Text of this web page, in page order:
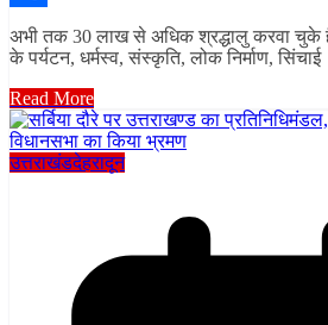
Share
अभी तक 30 लाख से अधिक श्रद्धालु करवा चुके
के पर्यटन, धर्मस्व, संस्कृति, लोक निर्माण, सिंचाई
Read More
उत्तराखंडदेहरादून